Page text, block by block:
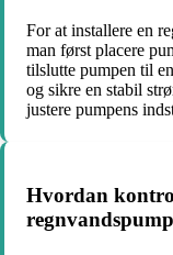
For at installere en
man først placere
tilslutte pumpen til
og sikre en stabil
justere pumpens
Hvordan